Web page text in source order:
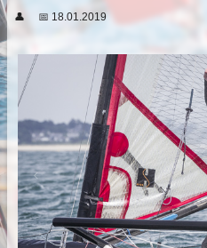
👤 📅 18.01.2019
Previous